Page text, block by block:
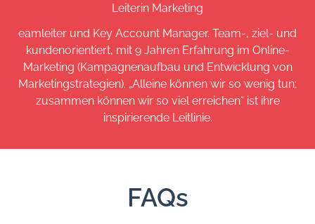
Leiterin Marketing
eamleiter und Key Account Manager. Team-, ziel- und
kundenorientiert, mit 9 Jahren Erfahrung im Online-
Marketing (Kampagnenaufbau und Entwicklung von
Marketingstrategien). „Alleine können wir so wenig tun;
zusammen können wir so viel erreichen“ ist ihre
inspirierende Leitlinie.
FAQs